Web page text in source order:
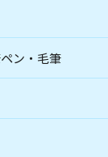
ン・毛筆